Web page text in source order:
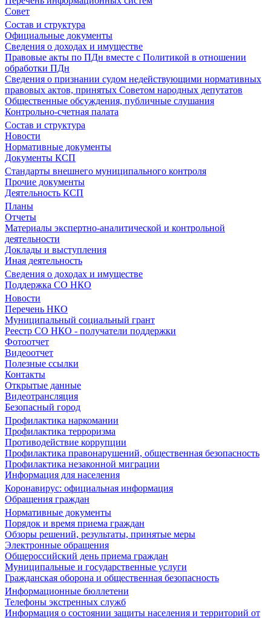
Совет
Состав и структура
Официальные документы
Сведения о доходах и имуществе
Правовые акты по ПДн вместе с Политикой в отношении
обработки ПДн
Сведения о признании судом недействующими нормативных
правовых актов, принятых Советом народных депутатов
Общественные обсуждения, публичные слушания
Контрольно-счетная палата
Состав и структура
Новости
Нормативные документы
Документы КСП
Стандарты внешнего муниципального контроля
Прочие документы
Деятельность КСП
Планы
Отчеты
Материалы экспертно-аналитической и контрольной
деятельности
Доклады и выступления
Иная деятельность
Сведения о доходах и имуществе
Поддержка СО НКО
Новости
Перечень НКО
Муниципальный социальный грант
Реестр СО НКО - получатели поддержки
Фотоотчет
Видеоотчет
Полезные ссылки
Контакты
Открытые данные
Видеотрансляция
Безопасный город
Профилактика наркомании
Профилактика терроризма
Противодействие коррупции
Профилактика правонарушений, общественная безопасность
Профилактика незаконной миграции
Информация для населения
Коронавирус: официальная информация
Обращения граждан
Нормативные документы
Порядок и время приема граждан
Обзоры решений, результаты, принятые меры
Электронные обращения
Общероссийский день приема граждан
Муниципальные и государственные услуги
Гражданская оборона и общественная безопасность
Информационные бюллетени
Телефоны экстренных служб
Информация о состоянии защиты населения и территорий от